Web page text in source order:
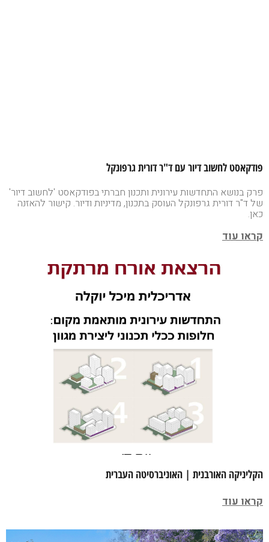
פודקאסט לחשוב דיור עם ד"ר דורית גרפונקל
פרק בנושא התחדשות עירונית ותכנון חברתי בפודקאסט 'לחשוב דיור'
של ד"ר דורית גרפונקל העוסק בתכנון, מדיניות ודיור. קישור להאזנה
כאן.
קראו עוד
הקליניקה האורבנית | האוניברסיטה העברית
קראו עוד